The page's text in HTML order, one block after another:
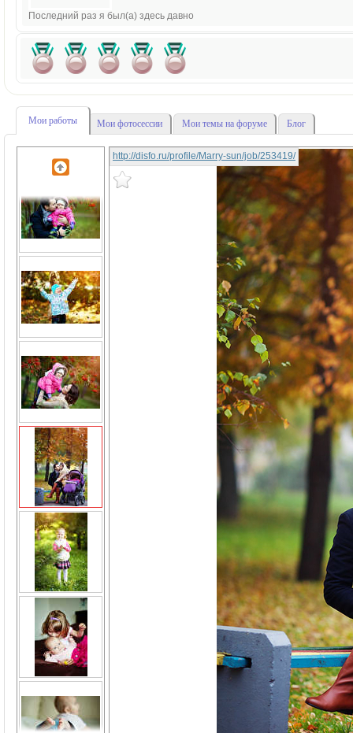
Последний раз я был(а) здесь давно
Мои работы Мои фотосессии Мои темы на форуме Блог
http://disfo.ru/profile/Marry-sun/job/253419/